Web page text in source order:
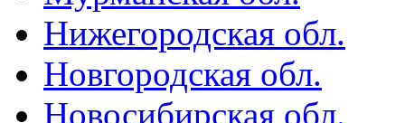
Нижегородская обл.
Новгородская обл.
Новосибирская обл.